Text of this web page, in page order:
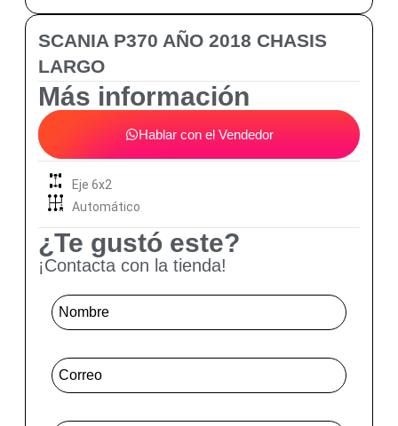
SCANIA P370 AÑO 2018 CHASIS
LARGO
Más información
Hablar con el Vendedor
Eje 6x2
Automático
¿Te gustó este?
¡Contacta con la tienda!